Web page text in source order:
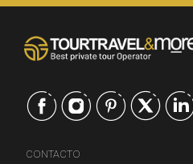
CONTACTO